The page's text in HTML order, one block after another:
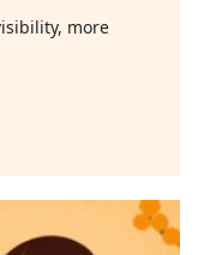
more